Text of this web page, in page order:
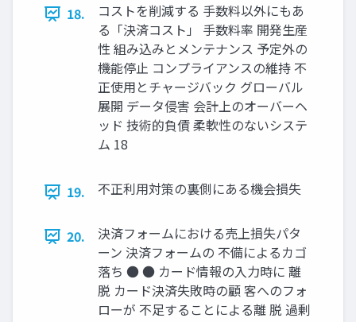
18.
コストを削減する 手数料以外にもあ
る「決済コスト」 手数料率 開発生産
性 組み込みとメンテナンス 予定外の
機能停止 コンプライアンスの維持 不
正使用とチャージバック グローバル
展開 データ侵害 会計上のオーバーヘ
ッド 技術的負債 柔軟性のないシステ
ム 18
19. 不正利用対策の裏側にある機会損失
20.
決済フォームにおける売上損失パタ
ーン 決済フォームの 不備によるカゴ
落ち ● ● カード情報の入力時に 離
脱 カード決済失敗時の顧 客へのフォ
ローが 不足することによる離 脱 過剰